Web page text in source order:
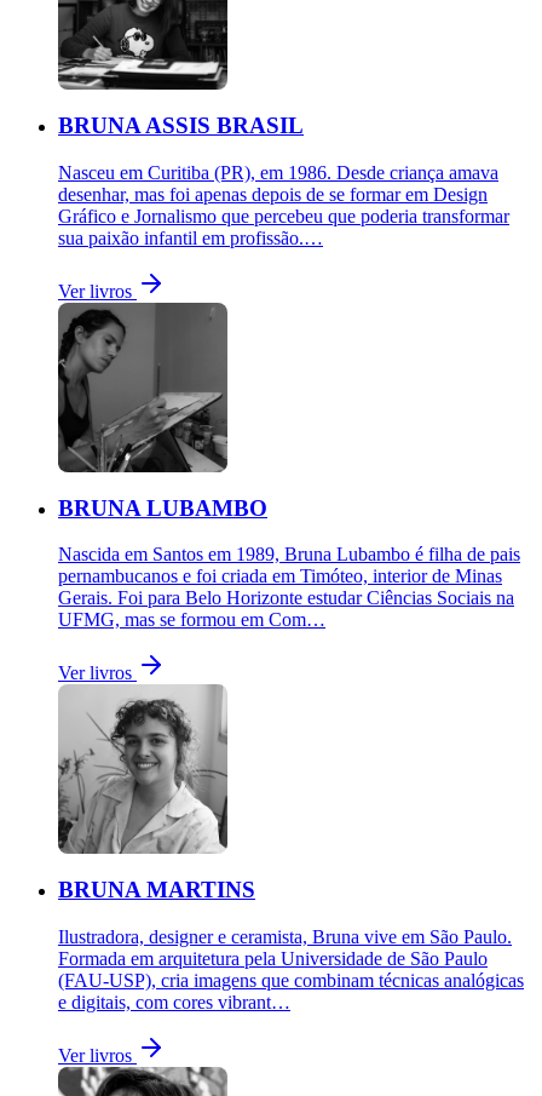
BRUNA ASSIS BRASIL
Nasceu em Curitiba (PR), em 1986. Desde criança amava
desenhar, mas foi apenas depois de se formar em Design
Gráfico e Jornalismo que percebeu que poderia transformar
sua paixão infantil em profissão.…
Ver livros
BRUNA LUBAMBO
Nascida em Santos em 1989, Bruna Lubambo é filha de pais
pernambucanos e foi criada em Timóteo, interior de Minas
Gerais. Foi para Belo Horizonte estudar Ciências Sociais na
UFMG, mas se formou em Com…
Ver livros
BRUNA MARTINS
Ilustradora, designer e ceramista, Bruna vive em São Paulo.
Formada em arquitetura pela Universidade de São Paulo
(FAU-USP), cria imagens que combinam técnicas analógicas
e digitais, com cores vibrant…
Ver livros